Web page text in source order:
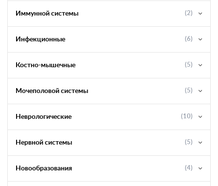
Иммунной системы (2)
Инфекционные (6)
Костно-мышечные (5)
Мочеполовой системы (5)
Неврологические (10)
Нервной системы (5)
Новообразования (4)